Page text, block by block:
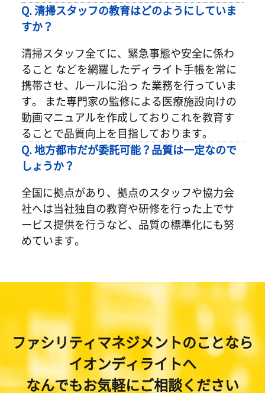
Q. 清掃スタッフの教育はどのようにしていま
すか？
清掃スタッフ全てに、緊急事態や安全に係わ
ること などを網羅したディライト手帳を常に
携帯させ、ルールに沿っ た業務を行っていま
す。 また専門家の監修による医療施設向けの
動画マニュアルを作成しておりこれを教育す
ることで品質向上を目指しております。
Q. 地方都市だが委託可能？品質は一定なので
しょうか？
全国に拠点があり、拠点のスタッフや協力会
社へは当社独自の教育や研修を行った上でサ
ービス提供を行うなど、品質の標準化にも努
めています。
ファシリティマネジメントのことなら
イオンディライトへ
なんでもお気軽にご相談ください